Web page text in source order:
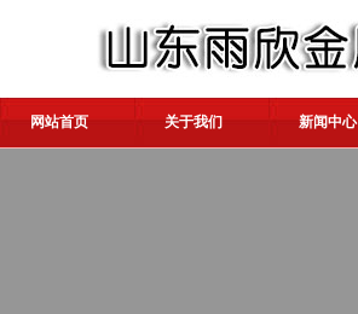
网站首页 关于我们 新闻中心